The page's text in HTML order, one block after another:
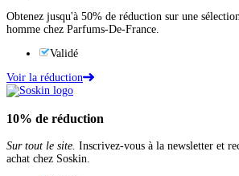
Obtenez jusqu'à 50% de réduction sur une
homme chez Parfums-De-France.
Validé
Voir la réduction
10% de réduction
Sur tout le site. Inscrivez-vous à la newsletter et
achat chez Soskin.